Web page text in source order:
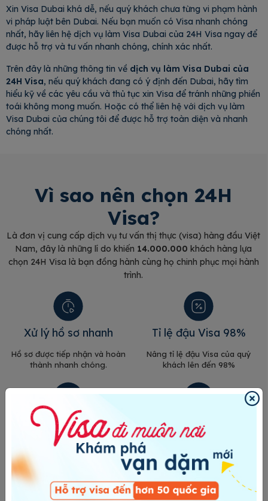
Xin Visa Dubai khá dễ, nếu quý khách chưa từng vi phạm hành
vi pháp luật bên Dubai. Nếu bạn muốn có Visa nhanh chóng
nhất, hãy liên hệ dịch vụ làm Visa Dubai của 24H Visa ngay để
được hỗ trợ và tư vấn nhanh chóng, chính xác nhất.
Trên đây là những thông tin về dịch vụ làm Visa Dubai của
24H Visa, nếu quý khách đang có ý định đến Dubai, hãy tìm
hiểu kỹ về các yêu cầu và thủ tục xin Visa để tránh những phiền
toái không mong muốn. Hoặc có thể liên hệ với dịch vụ làm
Visa Dubai của chúng tôi để được hỗ trợ toàn diện và nhanh
chóng nhất.
Vì sao nên chọn 24H
Visa?
Là đơn vị cung cấp dịch vụ tư vấn thị thực (visa) hàng đầu Việt
Nam, đây là những lí do khiến 14.000.000 khách hàng lựa
chọn 24H Visa là bạn đồng hành cùng họ chinh phục mọi hành
trình.
Xử lý hồ sơ nhanh
Hồ sơ được tiếp nhận và hoàn
thành nhanh chóng.
Tỉ lệ đậu Visa 98%
Nâng tỉ lệ đậu Visa của quý
khách lên đến 98%
14+ Kinh nghiệm
Hơn 14.000.000 khách hàng đã
sử dụng dịch vụ và hài lòng
Quy trình chuyên nghiệp
Tiến trình thực hiện được cập
nhật đến quý khách liên lục